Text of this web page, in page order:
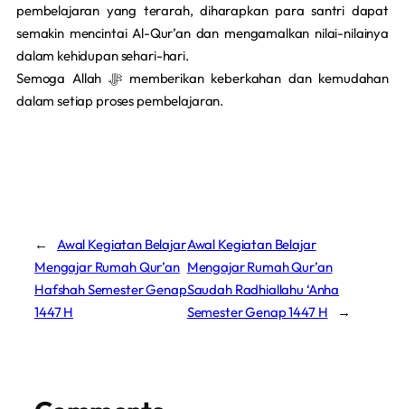
pembelajaran yang terarah, diharapkan para santri dapat
semakin mencintai Al-Qur’an dan mengamalkan nilai-nilainya
dalam kehidupan sehari-hari.
Semoga Allah ﷻ memberikan keberkahan dan kemudahan
dalam setiap proses pembelajaran.
←
Awal Kegiatan Belajar
Mengajar Rumah Qur’an
Hafshah Semester Genap
1447 H
Awal Kegiatan Belajar
Mengajar Rumah Qur’an
Saudah Radhiallahu ‘Anha
Semester Genap 1447 H
→